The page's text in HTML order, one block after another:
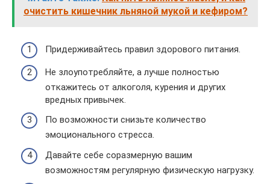
очистить кишечник льняной мукой и кефиром?
Придерживайтесь правил здорового питания.
Не злоупотребляйте, а лучше полностью
откажитесь от алкоголя, курения и других
вредных привычек.
По возможности снизьте количество
эмоционального стресса.
Давайте себе соразмерную вашим
возможностям регулярную физическую нагрузку.